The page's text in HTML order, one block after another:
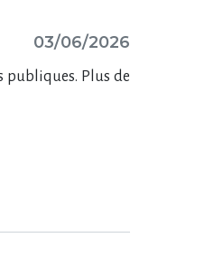
03/06/2026
publiques. Plus de